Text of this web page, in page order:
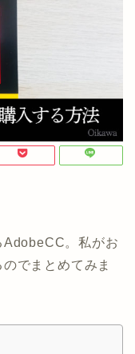
AdobeCC。私がお
でまとめてみま